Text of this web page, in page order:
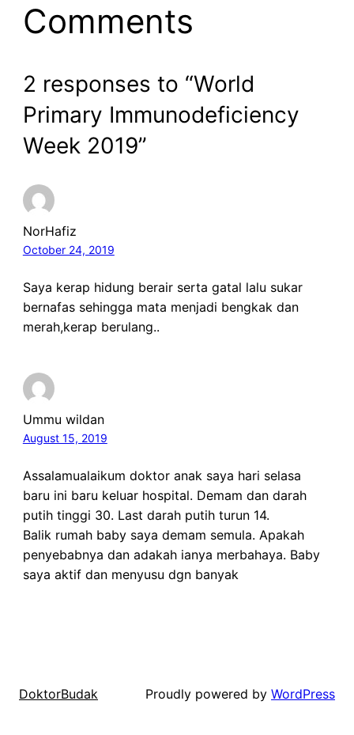
Comments
2 responses to “World
Primary Immunodeficiency
Week 2019”
NorHafiz
October 24, 2019
Saya kerap hidung berair serta gatal lalu sukar
bernafas sehingga mata menjadi bengkak dan
merah,kerap berulang..
Ummu wildan
August 15, 2019
Assalamualaikum doktor anak saya hari selasa
baru ini baru keluar hospital. Demam dan darah
putih tinggi 30. Last darah putih turun 14.
Balik rumah baby saya demam semula. Apakah
penyebabnya dan adakah ianya merbahaya. Baby
saya aktif dan menyusu dgn banyak
DoktorBudak Proudly powered by WordPress